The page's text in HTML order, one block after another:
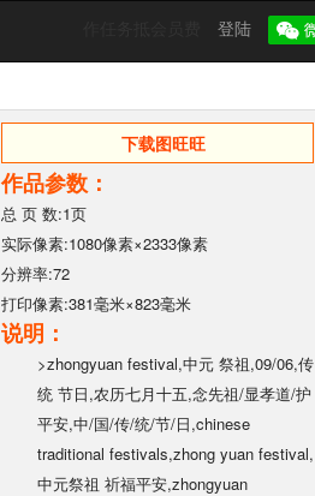
登陆
下载图旺旺
作品参数：
总 页 数:1页
实际像素:1080像素×2333像素
分辨率:72
打印像素:381毫米×823毫米
说明：
>zhongyuan festival,中元 祭祖,09/06,传
统 节日,农历七月十五,念先祖/显孝道/护
平安,中/国/传/统/节/日,chinese
traditional festivals,zhong yuan festival,
中元祭祖 祈福平安,zhongyuan